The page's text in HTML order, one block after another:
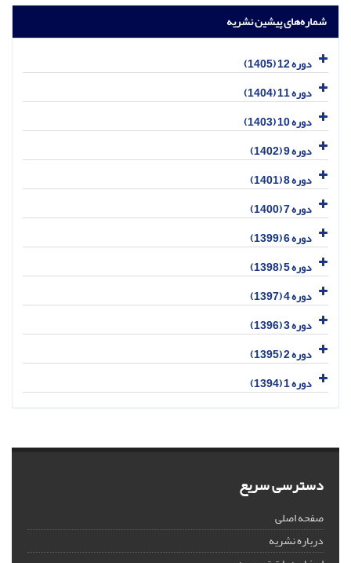
شماره‌های پیشین نشریه
دوره 12 (1405)
دوره 11 (1404)
دوره 10 (1403)
دوره 9 (1402)
دوره 8 (1401)
دوره 7 (1400)
دوره 6 (1399)
دوره 5 (1398)
دوره 4 (1397)
دوره 3 (1396)
دوره 2 (1395)
دوره 1 (1394)
دسترسی سریع
صفحه اصلی
درباره نشریه